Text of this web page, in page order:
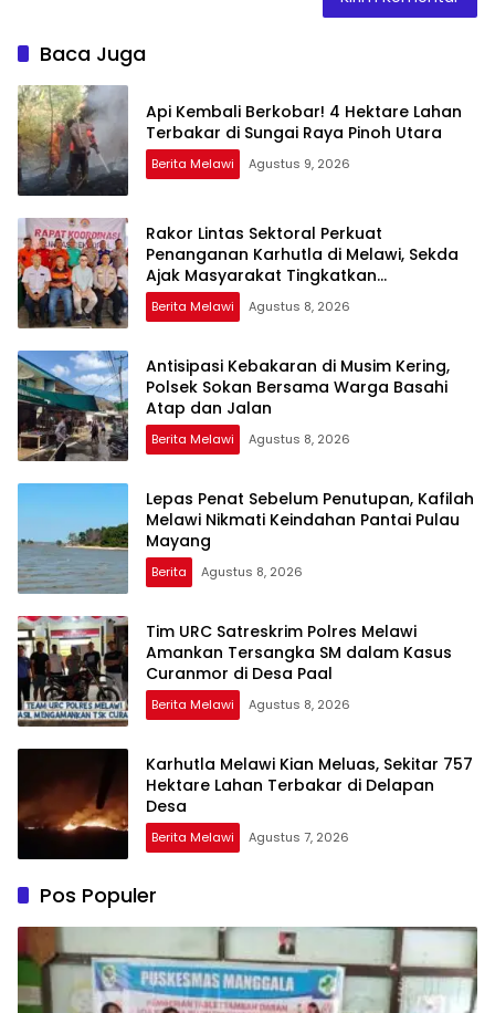
Baca Juga
Api Kembali Berkobar! 4 Hektare Lahan
Terbakar di Sungai Raya Pinoh Utara
Berita Melawi Agustus 9, 2026
Rakor Lintas Sektoral Perkuat
Penanganan Karhutla di Melawi, Sekda
Ajak Masyarakat Tingkatkan
Kewaspadaan
Berita Melawi Agustus 8, 2026
Antisipasi Kebakaran di Musim Kering,
Polsek Sokan Bersama Warga Basahi
Atap dan Jalan
Berita Melawi Agustus 8, 2026
Lepas Penat Sebelum Penutupan, Kafilah
Melawi Nikmati Keindahan Pantai Pulau
Mayang
Berita Agustus 8, 2026
Tim URC Satreskrim Polres Melawi
Amankan Tersangka SM dalam Kasus
Curanmor di Desa Paal
Berita Melawi Agustus 8, 2026
Karhutla Melawi Kian Meluas, Sekitar 757
Hektare Lahan Terbakar di Delapan
Desa
Berita Melawi Agustus 7, 2026
Pos Populer